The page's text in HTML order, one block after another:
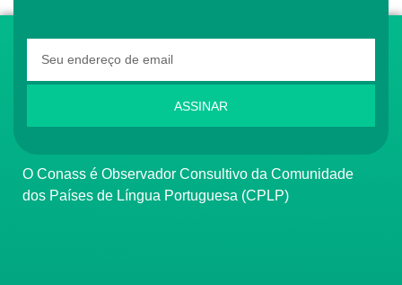
ASSINAR
O Conass é Observador Consultivo da Comunidade
dos Países de Língua Portuguesa (CPLP)